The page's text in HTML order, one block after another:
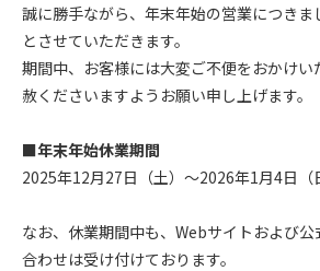
誠に勝手ながら、年末年始の営業につき
とさせていただきます。
期間中、お客様には大変ご不便をおかけ
赦くださいますようお願い申し上げます。
■年末年始休業期間
2025年12月27日（土）～2026年1月4日（
なお、休業期間中も、Webサイトおよび
合わせは受け付けております。